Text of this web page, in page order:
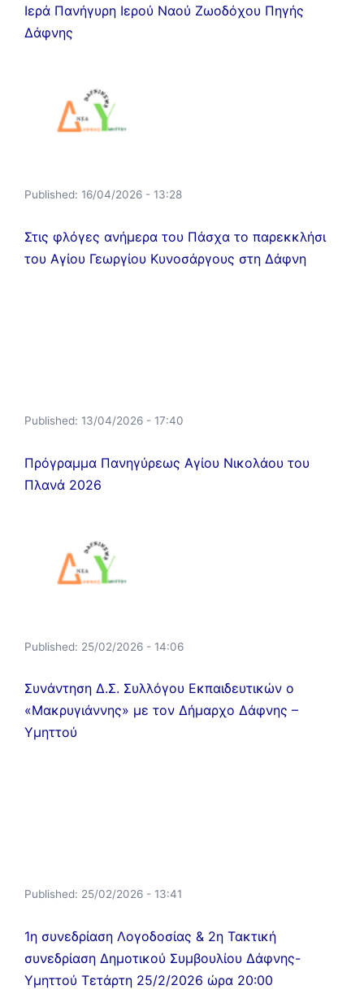
Ιερά Πανήγυρη Ιερού Ναού Ζωοδόχου Πηγής
Δάφνης
Published: 16/04/2026 - 13:28
Στις φλόγες ανήμερα του Πάσχα το παρεκκλήσι
του Αγίου Γεωργίου Κυνοσάργους στη Δάφνη
Published: 13/04/2026 - 17:40
Πρόγραμμα Πανηγύρεως Αγίου Νικολάου του
Πλανά 2026
Published: 25/02/2026 - 14:06
Συνάντηση Δ.Σ. Συλλόγου Εκπαιδευτικών ο
«Μακρυγιάννης» με τον Δήμαρχο Δάφνης –
Υμηττού
Published: 25/02/2026 - 13:41
1η συνεδρίαση Λογοδοσίας & 2η Τακτική
συνεδρίαση Δημοτικού Συμβουλίου Δάφνης-
Υμηττού Τετάρτη 25/2/2026 ώρα 20:00